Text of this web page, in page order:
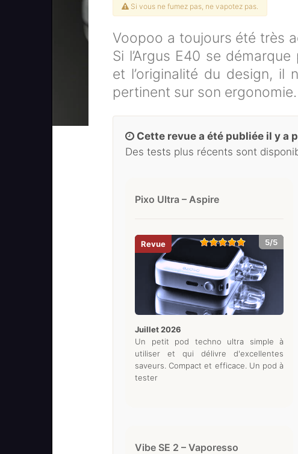
Si vous ne fumez pas, ne vapotez pas.
Voopoo a toujours été très
Si l’Argus E40 se
et l’originalité du design, il
pertinent sur son ergonomie.
Cette revue a été publiée il y a
Des tests plus récents sont
Pixo Ultra – Aspire
5/5
juillet 2026
Un petit pod techno ultra simple à
utiliser et qui délivre d'excellentes
saveurs. Compact et efficace. Un pod à
tester
Vibe SE 2 – Vaporesso